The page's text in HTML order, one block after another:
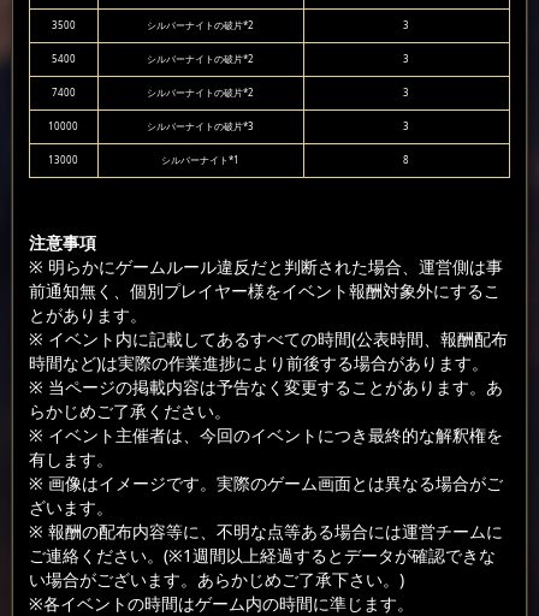
3500 シルバーナイトの破片*2 3
5400 シルバーナイトの破片*2 3
7400 シルバーナイトの破片*2 3
10000 シルバーナイトの破片*3 3
13000 シルバーナイト*1 8
注意事項
※ 明らかにゲームルール違反だと判断された場合、運営側は事
前通知無く、個別プレイヤー様をイベント報酬対象外にするこ
とがあります。
※ イベント内に記載してあるすべての時間(公表時間、報酬配布
時間など)は実際の作業進捗により前後する場合があります。
※ 当ページの掲載内容は予告なく変更することがあります。あ
らかじめご了承ください。
※ イベント主催者は、今回のイベントにつき最終的な解釈権を
有します。
※ 画像はイメージです。実際のゲーム画面とは異なる場合がご
ざいます。
※ 報酬の配布内容等に、不明な点等ある場合には運営チームに
ご連絡ください。(※1週間以上経過するとデータが確認できな
い場合がございます。あらかじめご了承下さい。)
※各イベントの時間はゲーム内の時間に準じます。